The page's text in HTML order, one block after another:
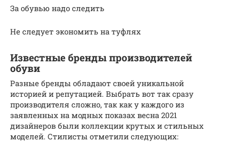
За обувью надо следить
Не следует экономить на туфлях
Известные бренды производителей
обуви
Разные бренды обладают своей уникальной
историей и репутацией. Выбрать вот так сразу
производителя сложно, так как у каждого из
заявленных на модных показах весна 2021
дизайнеров были коллекции крутых и стильных
моделей. Стилисты отметили следующих: